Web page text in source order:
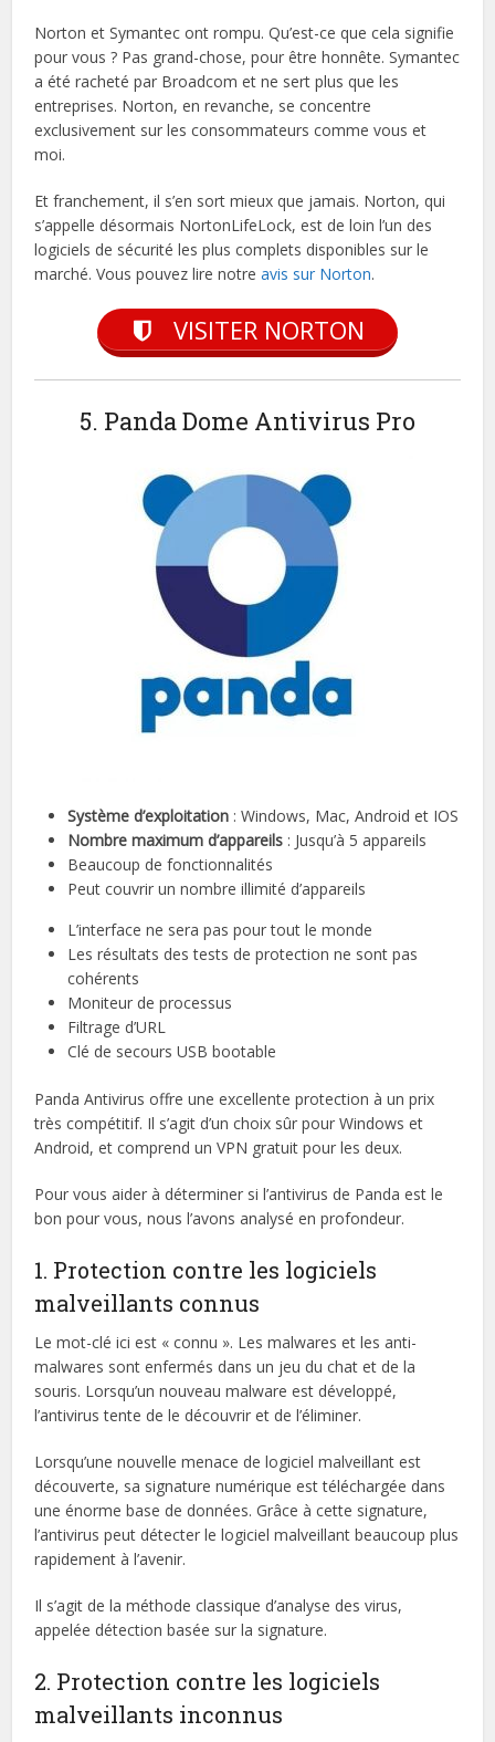
Norton et Symantec ont rompu. Qu’est-ce que cela signifie
pour vous ? Pas grand-chose, pour être honnête. Symantec
a été racheté par Broadcom et ne sert plus que les
entreprises. Norton, en revanche, se concentre
exclusivement sur les consommateurs comme vous et
moi.
Et franchement, il s’en sort mieux que jamais. Norton, qui
s’appelle désormais NortonLifeLock, est de loin l’un des
logiciels de sécurité les plus complets disponibles sur le
marché. Vous pouvez lire notreavis sur Norton.
VISITER NORTON
5. Panda Dome Antivirus Pro
Système d’exploitation : Windows, Mac, Android et IOS
Nombre maximum d’appareils : Jusqu’à 5 appareils
Beaucoup de fonctionnalités
Peut couvrir un nombre illimité d’appareils
L’interface ne sera pas pour tout le monde
Les résultats des tests de protection ne sont pas
cohérents
Moniteur de processus
Filtrage d’URL
Clé de secours USB bootable
Panda Antivirus offre une excellente protection à un prix
très compétitif. Il s’agit d’un choix sûr pour Windows et
Android, et comprend un VPN gratuit pour les deux.
Pour vous aider à déterminer si l’antivirus de Panda est le
bon pour vous, nous l’avons analysé en profondeur.
1. Protection contre les logiciels
malveillants connus
Le mot-clé ici est « connu ». Les malwares et les anti-
malwares sont enfermés dans un jeu du chat et de la
souris. Lorsqu’un nouveau malware est développé,
l’antivirus tente de le découvrir et de l’éliminer.
Lorsqu’une nouvelle menace de logiciel malveillant est
découverte, sa signature numérique est téléchargée dans
une énorme base de données. Grâce à cette signature,
l’antivirus peut détecter le logiciel malveillant beaucoup plus
rapidement à l’avenir.
Il s’agit de la méthode classique d’analyse des virus,
appelée détection basée sur la signature.
2. Protection contre les logiciels
malveillants inconnus